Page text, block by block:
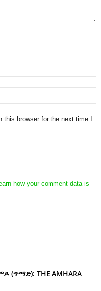
browser for the next time I
how your comment data is
(ጥማድ): THE AMHARA